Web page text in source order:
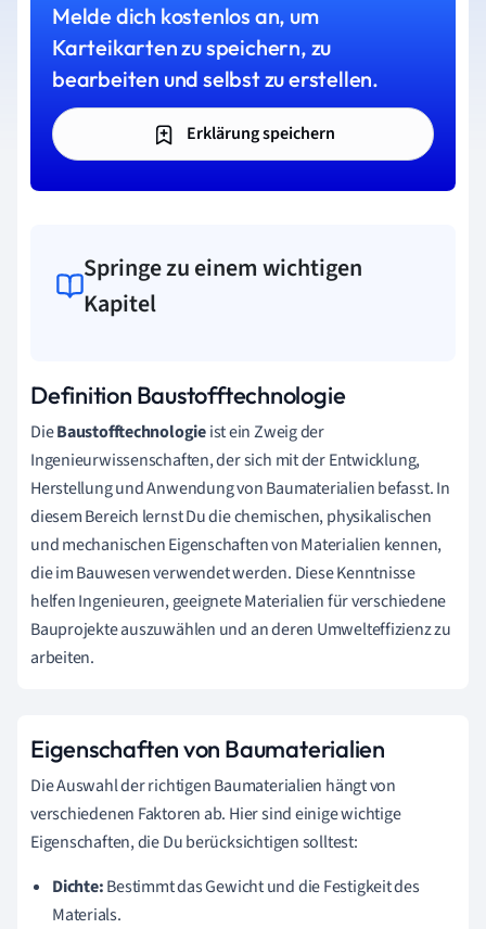
Melde dich kostenlos an, um
Karteikarten zu speichern, zu
bearbeiten und selbst zu erstellen.
Erklärung speichern
Springe zu einem wichtigen
Kapitel
Definition Baustofftechnologie
DieBaustofftechnologieist ein Zweig der
Ingenieurwissenschaften, der sich mit der Entwicklung,
Herstellung und Anwendung von Baumaterialien befasst. In
diesem Bereich lernst Du die chemischen, physikalischen
und mechanischen Eigenschaften von Materialien kennen,
die im Bauwesen verwendet werden. Diese Kenntnisse
helfen Ingenieuren, geeignete Materialien für verschiedene
Bauprojekte auszuwählen und an deren Umwelteffizienz zu
arbeiten.
Eigenschaften von Baumaterialien
Die Auswahl der richtigen Baumaterialien hängt von
verschiedenen Faktoren ab. Hier sind einige wichtige
Eigenschaften, die Du berücksichtigen solltest:
Dichte:Bestimmt das Gewicht und die Festigkeit des
Materials.